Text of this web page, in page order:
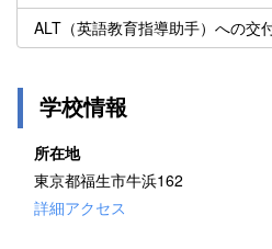
ALT（英語教育指導助手）への交
学校情報
所在地
東京都福生市牛浜162
詳細アクセス